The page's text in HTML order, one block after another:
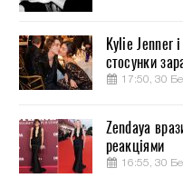
Kylie Jenner
стосунки
17:50, 30
Zendaya
реакціями
16:55, 30